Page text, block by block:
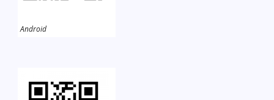
Android